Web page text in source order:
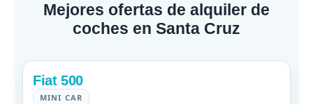
Mejores ofertas de alquiler de
coches en Santa Cruz
Fiat 500
MINI CAR